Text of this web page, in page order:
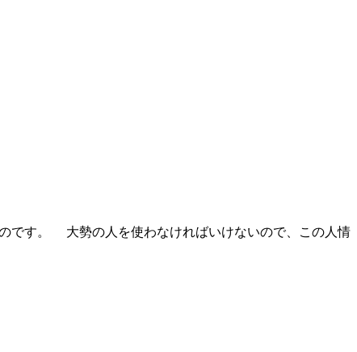
す。 大勢の人を使わなければいけないので、この人情